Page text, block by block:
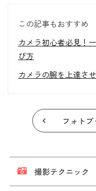
この記事もおすすめ
カメラ初心者必見！
び方
カメラの腕を上達さ
フォト
撮影テクニック